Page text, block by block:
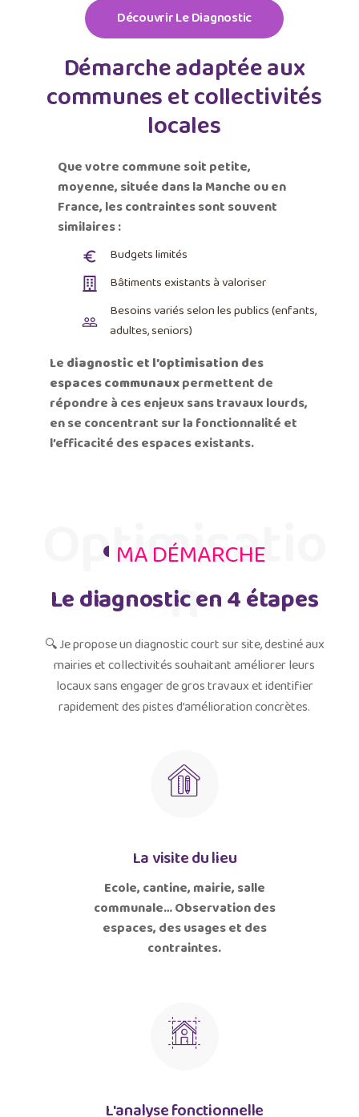
Découvrir Le Diagnostic
Démarche adaptée aux
communes et collectivités
locales
Que votre commune soit petite,
moyenne, située dans la Manche ou en
France, les contraintes sont souvent
similaires :
Budgets limités
Bâtiments existants à valoriser
Besoins variés selon les publics (enfants,
adultes, seniors)
Le diagnostic et l’optimisation des
espaces communauxpermettent de
répondre à ces enjeux sans travaux lourds,
en se concentrant sur la fonctionnalité et
l’efficacité des espaces existants.
MA DÉMARCHE
Le diagnostic en 4 étapes
🔍 Je propose un diagnostic court sur site, destiné aux
mairies et collectivités souhaitant améliorer leurs
locaux sans engager de gros travaux et identifier
rapidement des pistes d’amélioration concrètes.
Optimisatio
n
La visite du lieu
Ecole, cantine, mairie, salle
communale… Observation des
espaces, des usages et des
contraintes.
L'analyse fonctionnelle